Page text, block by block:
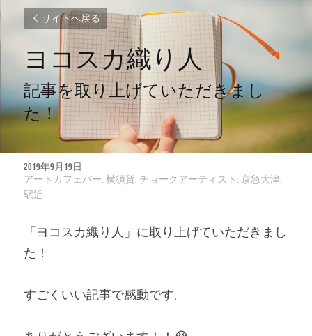
サイトへ戻る
ヨコスカ織り人
記事を取り上げていただきまし
た！
2019年9月19日 ·
アートカフェバー, 横須賀, チョークアーティスト,
京急大津,
駅近
「ヨコスカ織り人」に取り上げていただきまし
た！
すごくいい記事で感動です。